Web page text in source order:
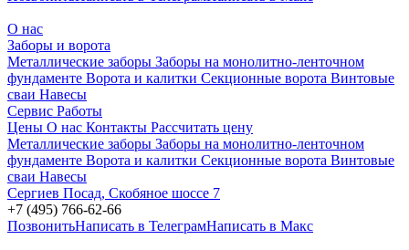
О нас
Заборы и ворота
Металлические заборы Заборы на монолитно-ленточном
фундаменте Ворота и калитки Секционные ворота Винтовые
сваи Навесы
Сервис Работы
Цены О нас Контакты Рассчитать цену
Металлические заборы Заборы на монолитно-ленточном
фундаменте Ворота и калитки Секционные ворота Винтовые
сваи Навесы
Сергиев Посад, Скобяное шоссе 7
+7 (495) 766-62-66
ПозвонитьНаписать в ТелеграмНаписать в Макс